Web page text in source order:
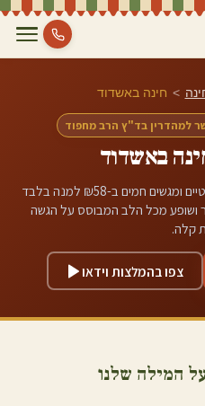
> חינה באשדוד
למהדרין בד"ץ הרב מחפוד
באשדוד
אוכל מוכן בשרי עשיר, מטעמים אותנטיים ומגשים חמים ב-₪58 למנה בלבד
ושופע מכל הלב המבוסס על הגשה
קלה.
צפו בהמלצות וידאו
המילה שלנו